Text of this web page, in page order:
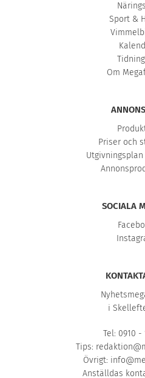
Sport &
Om
Priser och
SOCIALA
i
Tel: 0910 -
Tips:
Övrigt:
Anställdas